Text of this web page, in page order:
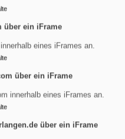
Landesbischof
spricht auf
Kundgebung
In Bayern sind am Samstag
in einem Dutzend Städte
gegen Rechtsextremismus
über ein iFrame
eines iFrames an.
über ein iFrame
innerhalb eines iFrames an.
über ein iFrame